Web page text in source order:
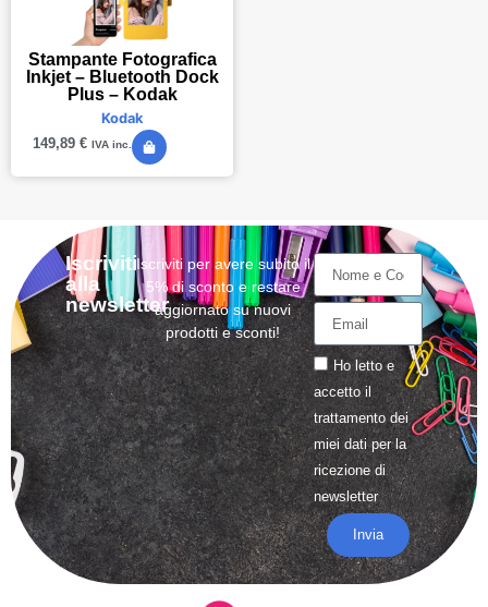
Stampante Fotografica
Inkjet – Bluetooth Dock
Plus – Kodak
Kodak
149,89 € IVA inc.
Iscriviti
alla
newsletter
Iscriviti per avere subito il
5% di sconto e restare
aggiornato su nuovi
prodotti e sconti!
Ho letto e
accetto il
trattamentodei
miei dati per la
ricezione di
newsletter
Invia